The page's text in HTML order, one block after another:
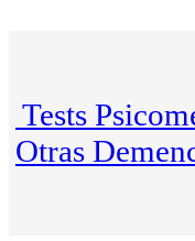
Tests
Otras